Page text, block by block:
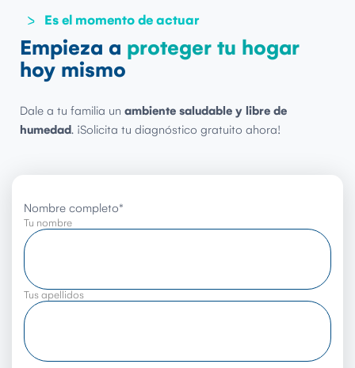
Es el momento de actuar
Empieza a proteger tu hogar
hoy mismo
Dale a tu familia un ambiente saludable y libre de
humedad. ¡Solicita tu diagnóstico gratuito ahora!
Nombre completo*
Tu nombre
Tus apellidos